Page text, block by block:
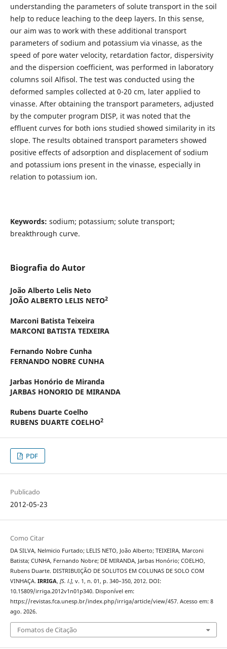
understanding the parameters of solute transport in the soil
help to reduce leaching to the deep layers. In this sense,
our aim was to work with these additional transport
parameters of sodium and potassium via vinasse, as the
speed of pore water velocity, retardation factor, dispersivity
and the dispersion coefficient, was performed in laboratory
columns soil Alfisol. The test was conducted using the
deformed samples collected at 0-20 cm, later applied to
vinasse. After obtaining the transport parameters, adjusted
by the computer program DISP, it was noted that the
effluent curves for both ions studied showed similarity in its
slope. The results obtained transport parameters showed
positive effects of adsorption and displacement of sodium
and potassium ions present in the vinasse, especially in
relation to potassium ion.
Keywords: sodium; potassium; solute transport;
breakthrough curve.
Biografia do Autor
João Alberto Lelis Neto
JOÃO ALBERTO LELIS NETO2
Marconi Batista Teixeira
MARCONI BATISTA TEIXEIRA
Fernando Nobre Cunha
FERNANDO NOBRE CUNHA
Jarbas Honório de Miranda
JARBAS HONORIO DE MIRANDA
Rubens Duarte Coelho
RUBENS DUARTE COELHO2
PDF
Publicado
2012-05-23
Como Citar
DA SILVA, Nelmicio Furtado; LELIS NETO, João Alberto; TEIXEIRA, Marconi
Batista; CUNHA, Fernando Nobre; DE MIRANDA, Jarbas Honório; COELHO,
Rubens Duarte. DISTRIBUIÇÃO DE SOLUTOS EM COLUNAS DE SOLO COM
VINHAÇA. IRRIGA, [S. l.], v. 1, n. 01, p. 340–350, 2012. DOI:
10.15809/irriga.2012v1n01p340. Disponível em:
https://revistas.fca.unesp.br/index.php/irriga/article/view/457. Acesso em: 8
ago. 2026.
Fomatos de Citação